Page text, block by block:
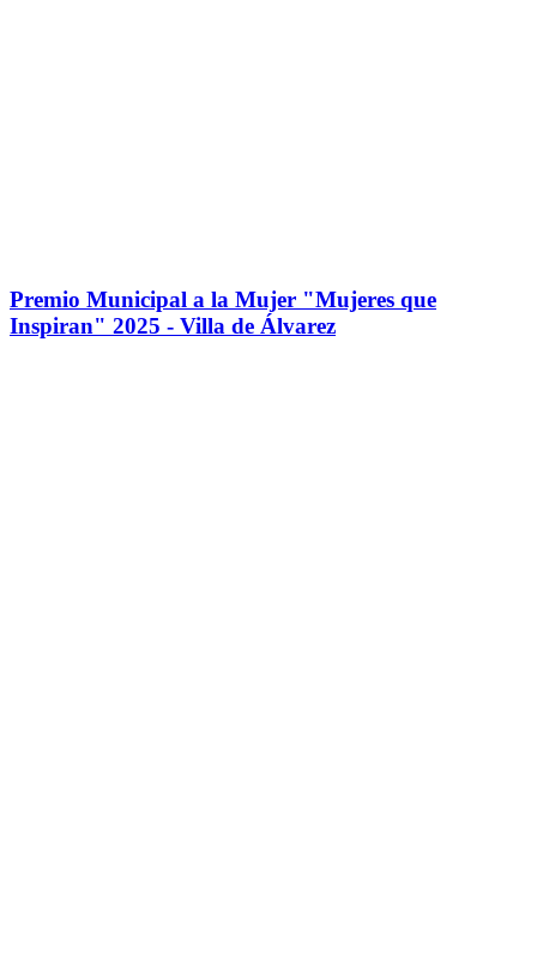
Premio Municipal a la Mujer "Mujeres que
Inspiran" 2025 - Villa de Álvarez